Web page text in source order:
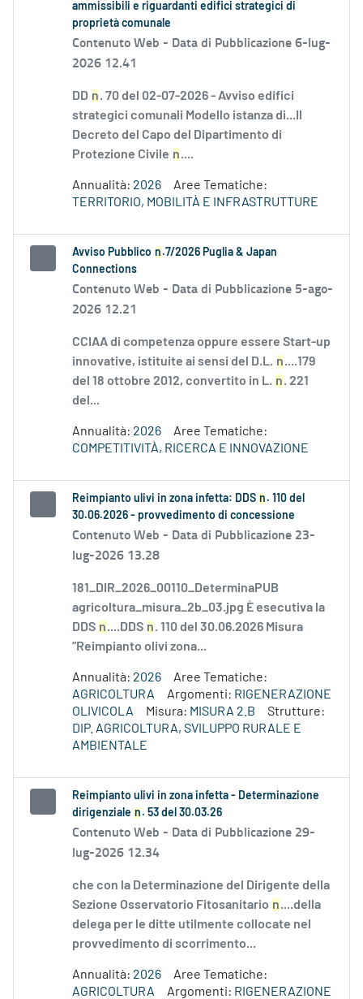
ammissibili e riguardanti edifici strategici di
proprietà comunale
Contenuto Web - Data di Pubblicazione 6-lug-
2026 12.41
DD n. 70 del 02-07-2026 - Avviso edifici
strategici comunali Modello istanza di...Il
Decreto del Capo del Dipartimento di
Protezione Civile n....
Annualità: 2026
Aree Tematiche:
TERRITORIO, MOBILITÀ E INFRASTRUTTURE
Avviso Pubblico n .7/2026 Puglia & Japan
Connections
Contenuto Web - Data di Pubblicazione 5-ago-
2026 12.21
CCIAA di competenza oppure essere Start-up
innovative, istituite ai sensi del D.L. n....179
del 18 ottobre 2012, convertito in L. n. 221
del...
Annualità: 2026
Aree Tematiche:
COMPETITIVITÀ, RICERCA E INNOVAZIONE
Reimpianto ulivi in zona infetta: DDS n . 110 del
30.06.2026 - provvedimento di concessione
Contenuto Web - Data di Pubblicazione 23-
lug-2026 13.28
181_DIR_2026_00110_DeterminaPUB
agricoltura_misura_2b_03.jpg È esecutiva la
DDS n....DDS n. 110 del 30.06.2026 Misura
“Reimpianto olivi zona...
Annualità: 2026
Aree Tematiche:
AGRICOLTURA
Argomenti: RIGENERAZIONE
OLIVICOLA
Misura: MISURA 2.B
Strutture:
DIP. AGRICOLTURA, SVILUPPO RURALE E
AMBIENTALE
Reimpianto ulivi in zona infetta - Determinazione
dirigenziale n . 53 del 30.03.26
Contenuto Web - Data di Pubblicazione 29-
lug-2026 12.34
che con la Determinazione del Dirigente della
Sezione Osservatorio Fitosanitario n....della
delega per le ditte utilmente collocate nel
provvedimento di scorrimento...
Annualità: 2026
Aree Tematiche:
AGRICOLTURA
Argomenti: RIGENERAZIONE